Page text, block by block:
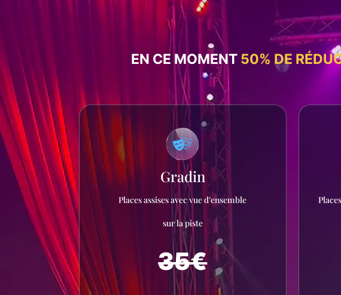
EN CE MOMENT50% DE
Gradin
Places assises avec vue d’ensemble
sur la piste
35€